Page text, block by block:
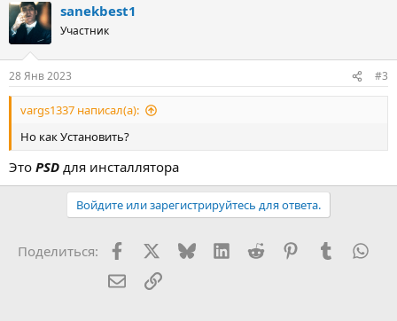
sanekbest1
Участник
28 Янв 2023 #3
vargs1337 написал(а):
Но как Установить?
Это PSD для инсталлятора
Войдите или зарегистрируйтесь для ответа.
Поделиться: FacebookX (Twitter)
BlueskyLinkedInReddit PinterestTumblr
Электронная почта
Ссылка